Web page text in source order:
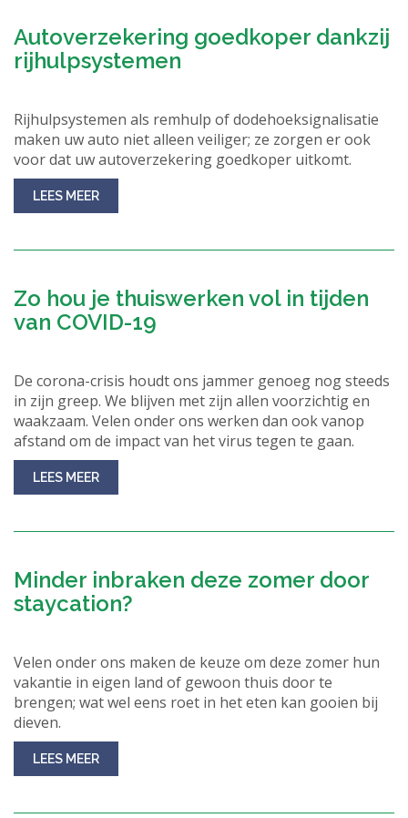
Autoverzekering goedkoper dankzij
rijhulpsystemen
Rijhulpsystemen als remhulp of dodehoeksignalisatie
maken uw auto niet alleen veiliger; ze zorgen er ook
voor dat uw autoverzekering goedkoper uitkomt.
LEES MEER
Zo hou je thuiswerken vol in tijden
van COVID-19
De corona-crisis houdt ons jammer genoeg nog steeds
in zijn greep. We blijven met zijn allen voorzichtig en
waakzaam. Velen onder ons werken dan ook vanop
afstand om de impact van het virus tegen te gaan.
LEES MEER
Minder inbraken deze zomer door
staycation?
Velen onder ons maken de keuze om deze zomer hun
vakantie in eigen land of gewoon thuis door te
brengen; wat wel eens roet in het eten kan gooien bij
dieven.
LEES MEER